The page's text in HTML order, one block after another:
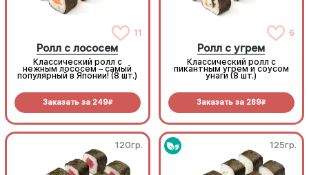
11
Ролл с лососем
Классический ролл с
нежным лососем – самый
популярный в Японии! (8 шт.)
Заказать за 249R
6
Ролл с угрем
Классический ролл с
пикантным угрем и соусом
унаги (8 шт.)
Заказать за 289R
120гр. 125гр.